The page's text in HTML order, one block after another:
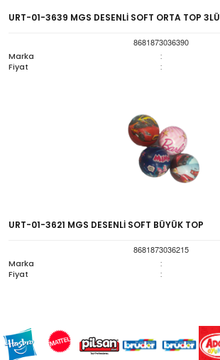
URT-01-3639 MGS DESENLİ SOFT ORTA TOP 3LÜ
8681873036390
Marka
:
Fiyat :
URT-01-3621 MGS DESENLİ SOFT BÜYÜK TOP
8681873036215
Marka
:
Fiyat :